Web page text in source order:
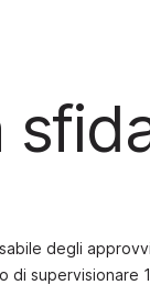
degli
di supervisionare